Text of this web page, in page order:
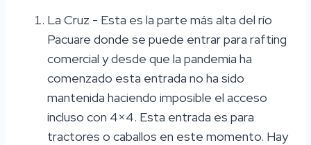
La Cruz - Esta es la parte más alta del río
Pacuare donde se puede entrar para rafting
comercial y desde que la pandemia ha
comenzado esta entrada no ha sido
mantenida haciendo imposible el acceso
incluso con 4×4. Esta entrada es para
tractores o caballos en este momento. Hay